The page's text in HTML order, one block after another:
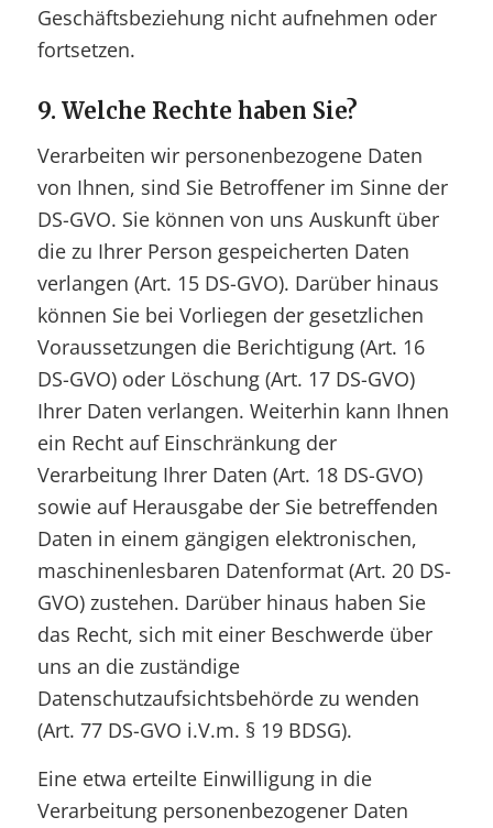
Geschäftsbeziehung nicht aufnehmen oder
fortsetzen.
9. Welche Rechte haben Sie?
Verarbeiten wir personenbezogene Daten
von Ihnen, sind Sie Betroffener im Sinne der
DS-GVO. Sie können von uns Auskunft über
die zu Ihrer Person gespeicherten Daten
verlangen (Art. 15 DS-GVO). Darüber hinaus
können Sie bei Vorliegen der gesetzlichen
Voraussetzungen die Berichtigung (Art. 16
DS-GVO) oder Löschung (Art. 17 DS-GVO)
Ihrer Daten verlangen. Weiterhin kann Ihnen
ein Recht auf Einschränkung der
Verarbeitung Ihrer Daten (Art. 18 DS-GVO)
sowie auf Herausgabe der Sie betreffenden
Daten in einem gängigen elektronischen,
maschinenlesbaren Datenformat (Art. 20 DS-
GVO) zustehen. Darüber hinaus haben Sie
das Recht, sich mit einer Beschwerde über
uns an die zuständige
Datenschutzaufsichtsbehörde zu wenden
(Art. 77 DS-GVO i.V.m. § 19 BDSG).
Eine etwa erteilte Einwilligung in die
Verarbeitung personenbezogener Daten